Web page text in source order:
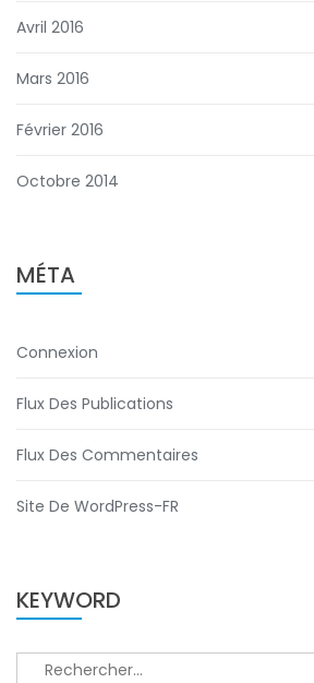
Avril 2016
Mars 2016
Février 2016
Octobre 2014
MÉTA
Connexion
Flux Des Publications
Flux Des Commentaires
Site De WordPress-FR
KEYWORD
Rechercher :